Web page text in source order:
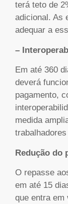
terá teto de
adicional. As
adequar a
–
Em até 360
deverá
pagamento,
medida
Redução do
O repasse
em até 15
que entra